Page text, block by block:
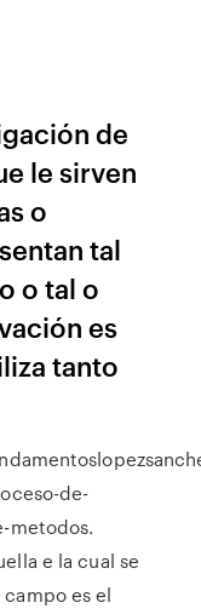
de
le sirven
o
tal
o tal o
es
tanto
de-
metodos.
e la cual se
es el